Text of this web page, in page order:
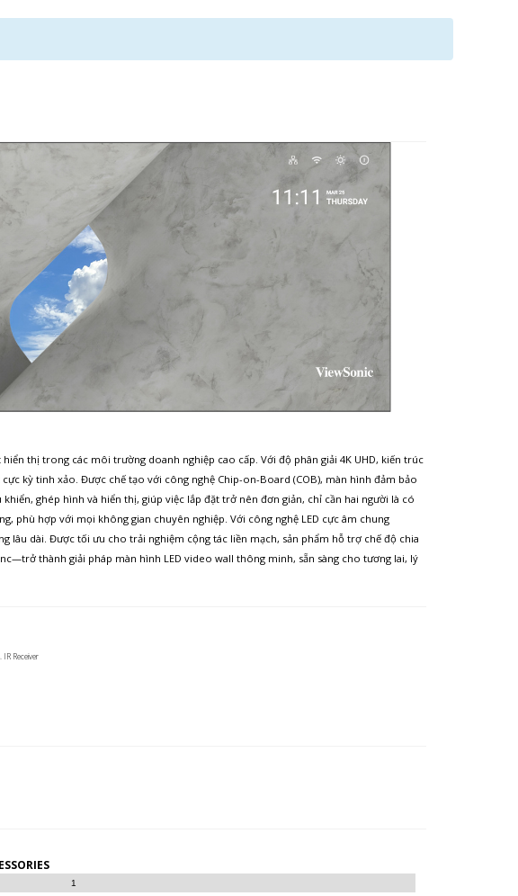
thị trong các môi trường doanh nghiệp cao cấp. Với độ phân giải 4K UHD, kiến trúc
kỳ tinh xảo. Được chế tạo với công nghệ Chip-on-Board (COB), màn hình đảm bảo
ghép hình và hiển thị, giúp việc lắp đặt trở nên đơn giản, chỉ cần hai người là có
phù hợp với mọi không gian chuyên nghiệp. Với công nghệ LED cực âm chung
lâu dài. Được tối ưu cho trải nghiệm cộng tác liền mạch, sản phẩm hỗ trợ chế độ chia
thành giải pháp màn hình LED video wall thông minh, sẵn sàng cho tương lai, lý
IR Receiver
1